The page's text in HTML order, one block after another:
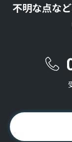
不明な点な